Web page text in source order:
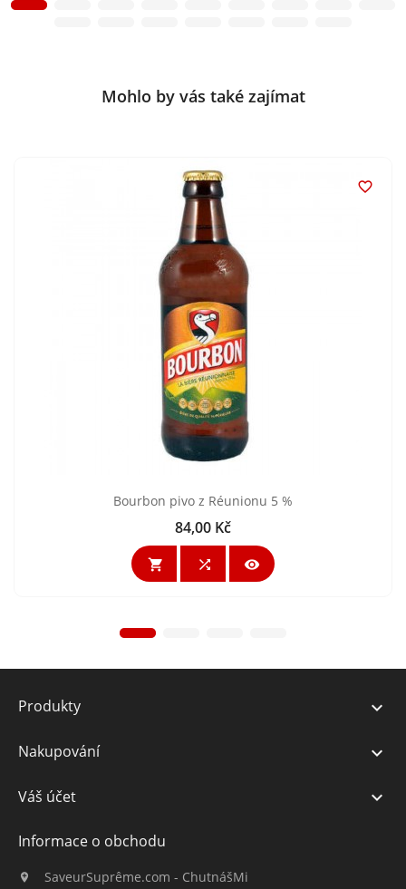
Mohlo by vás také zajímat

Bourbon pivo z Réunionu 5 %
Cena
84,00 Kč
  
Produkty 
Nakupování 
Váš účet 
Informace o obchodu

SaveurSuprême.com - ChutnášMi